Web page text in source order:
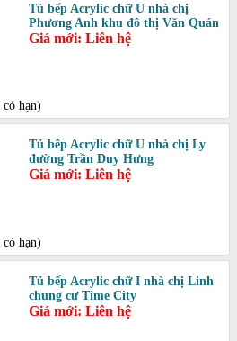
Tủ bếp Acrylic chữ U nhà chị
Phương Anh khu đô thị Văn Quán
Giá mới: Liên hệ
hạn)
Tủ bếp Acrylic chữ U nhà chị Ly
đường Trần Duy Hưng
Giá mới: Liên hệ
hạn)
Tủ bếp Acrylic chữ I nhà chị Linh
chung cư Time City
Giá mới: Liên hệ